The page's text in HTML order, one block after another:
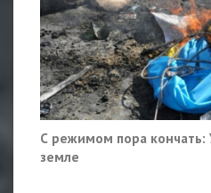
С режимом пора кончать:
земле